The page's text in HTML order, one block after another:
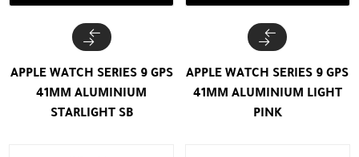
APPLE WATCH SERIES 9 GPS
41MM ALUMINIUM LIGHT
PINK
APPLE WATCH SERIES 9 GPS
41MM ALUMINIUM
STARLIGHT SB